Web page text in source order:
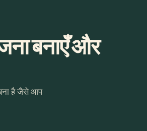
बनाएँ और
है जैसे आप